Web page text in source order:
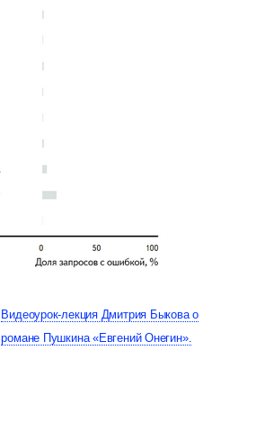
Видеоурок-лекция Дмитрия Быкова о
романе Пушкина «Евгений Онегин».